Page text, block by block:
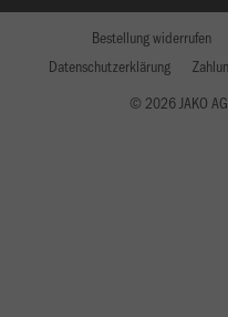
© 2026 JAKO
Bestellung widerrufen
Datenschutzerklärung